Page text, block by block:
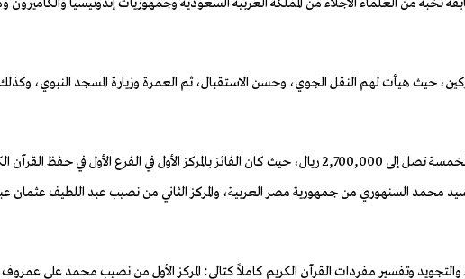
نخبة من العلماء الأجلاء من المملكة العربية السعودية وجمهوريات إندونيسيا
حيث هيأت لهم النقل الجوي، وحسن الاستقبال، ثم العمرة وزيارة المسجد النبوي، وكذلك
وفي ختام الحفل تم تسليم الجوائز النقدية للفائزين في أفرع المسابقة الخمسة تصل إلى 2,700,000 ريال، حيث كان الفائز
محمد السنهوري من جمهورية مصر العربية، والمركز الثاني من نصيب عبد اللطيف عثمان
وتفسير مفردات القرآن الكريم كاملاً كتالي: المركز الأول من نصيب محمد علي